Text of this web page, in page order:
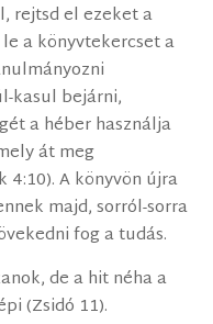
rejtsd el ezeket a
a könyvtekercset a
kasul bejárni,
a héber használja
át meg
4:10). A könyvön újra
majd, sorról-sorra
fog a tudás.
de a hit néha a
(Zsidó 11).